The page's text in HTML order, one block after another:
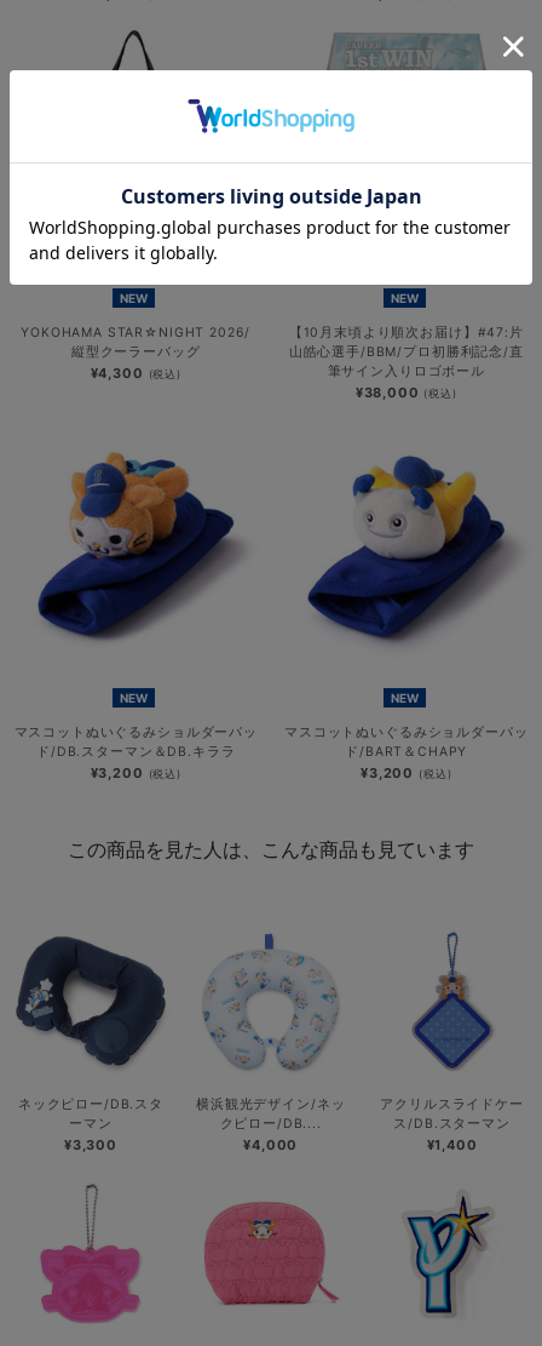
NEW
YOKOHAMA STAR☆NIGHT 2026/
縦型クーラーバッグ
¥4,300 (税込)
NEW
【10月末頃より順次お届け】#47:片
山皓心選手/BBM/プロ初勝利記念/直
筆サイン入りロゴボール
¥38,000 (税込)
NEW
マスコットぬいぐるみショルダーパッ
ド/DB.スターマン＆DB.キララ
¥3,200 (税込)
NEW
マスコットぬいぐるみショルダーパッ
ド/BART＆CHAPY
¥3,200 (税込)
この商品を見た人は、こんな商品も見ています
ネックピロー/DB.スタ
ーマン
¥3,300
横浜観光デザイン/ネッ
クピロー/DB....
¥4,000
アクリルスライドケー
ス/DB.スターマン
¥1,400